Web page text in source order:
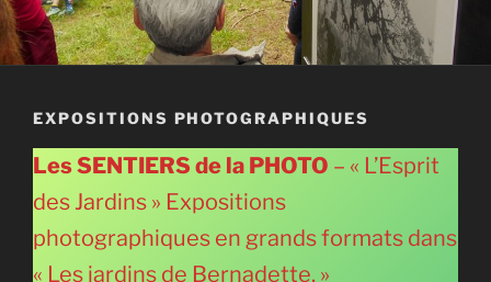
EXPOSITIONS PHOTOGRAPHIQUES
Les SENTIERS de la PHOTO – « L’Esprit
des Jardins » Expositions
photographiques en grands formats dans
« Les jardins de Bernadette. »